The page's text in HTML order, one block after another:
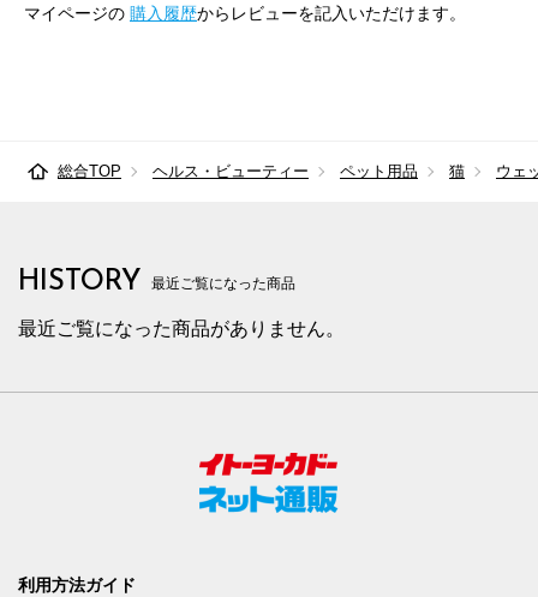
マイページの 購入履歴からレビューを記入いただけます。
総合TOP ヘルス・ビューティー ペット用品 猫 ウェ
HISTORY 最近ご覧になった商品
最近ご覧になった商品がありません。
利用方法ガイド